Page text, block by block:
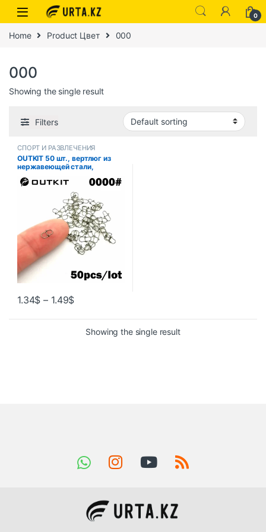
0
Home Product Цвет 000
000
Showing the single result
Filters
СПОРТ И РАЗВЛЕЧЕНИЯ
OUTKIT 50 шт., вертлюг из
нержавеющей стали,
аксессуары для рыбалки,
разъем, зажим для приманки,
вращающиеся вертлюжки,
снасти для морской рыбалки
1.34$ – 1.49$
Showing the single result